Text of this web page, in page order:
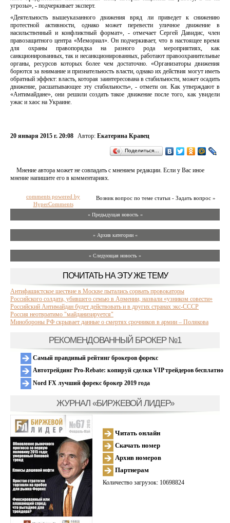
угрозы», - подчеркивает эксперт.
«Деятельность вышеуказанного движения вряд ли приведет к снижению
протестной активности, однако может перевести уличное движение в
насильственный и конфликтный формат», - отмечает Сергей Давидис, член
правозащитного центра «Мемориал». Он подчеркивает, что в настоящее время
для охраны правопорядка на разного рода мероприятиях, как
санкционированных, так и несанкционированных, работают правоохранительные
органы, ресурсов которых более чем достаточно. «Организаторы движения
борются за внимание и признательность власти, однако их действия могут иметь
обратный эффект: власть, которая заинтересована в стабильности, может осадить
движение, расшатывающее эту стабильность», - отмети он. Как утверждают в
«Антимайдане», они решили создать такое движение после того, как увидели
ужас и хаос на Украине.
20 января 2015 г. 20:08 Автор: Екатерина Кравец
Поделиться…
Мнение автора может не совпадать с мнением редакции. Если у Вас иное
мнение напишите его в комментариях.
Возник вопрос по теме статьи - Задать вопрос »
comments powered by
HyperComments
« Предыдущая новость «
» Архив категории «
» Следующая новость »
ПОЧИТАТЬ НА ЭТУ ЖЕ ТЕМУ
Антифашистское шествие в Москве пытались сорвать провокаторы
Российского солдата, убившего семью в Армении, назвали «узником совести»
Российский Антимайдан будет действовать и в других странах экс-СССР
Россия неотвратимо "майданизируется"
Минобороны РФ скрывает данные о смертях срочников в армии – Полякова
РЕКОМЕНДОВАННЫЙ БРОКЕР №1
Самый правдивый рейтинг брокеров форекс
Автотрейдинг Pro-Rebate: копируй сделки VIP трейдеров бесплатно
Nord FX лучший форекс брокер 2019 года
ЖУРНАЛ «БИРЖЕВОЙ ЛИДЕР»
Читать онлайн
Скачать номер
Архив номеров
Партнерам
Количество загрузок: 10698824